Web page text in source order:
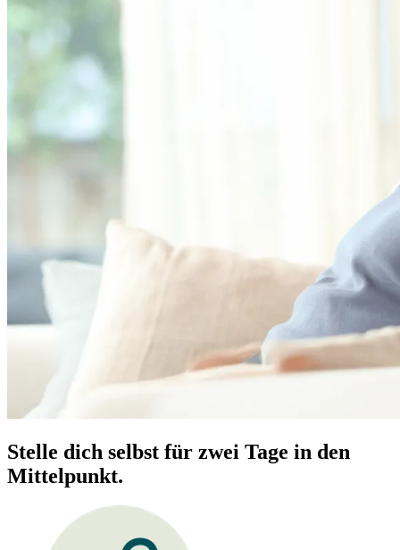
Stelle dich selbst für zwei Tage in den
Mittelpunkt.